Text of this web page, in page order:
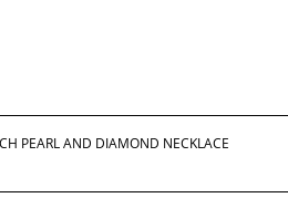
PEARL AND DIAMOND NECKLACE